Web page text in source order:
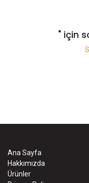
" için
Ana Sayfa
Hakkımızda
Ürünler